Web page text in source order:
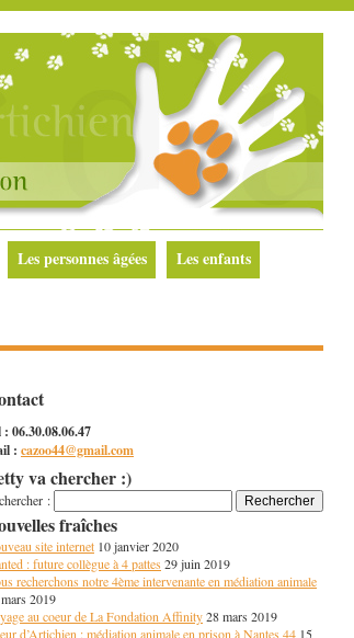
Les personnes âgées Les enfants
: 06.30.08.06.47
: cazoo44@gmail.com
va chercher :)
:
fraîches
site internet 10 janvier 2020
: future collègue à 4 pattes 29 juin 2019
recherchons notre 4ème intervenante en médiation animale
2019
au coeur de La Fondation Affinity28 mars 2019
d’Artichien : médiation animale en prison à Nantes 44 15